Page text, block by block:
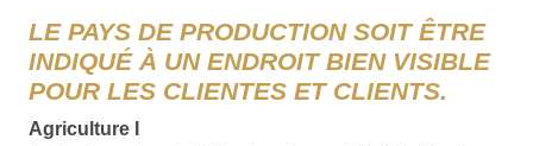
LE PAYS DE PRODUCTION SOIT ÊTRE
INDIQUÉ À UN ENDROIT BIEN VISIBLE
POUR LES CLIENTES ET CLIENTS.
Agriculture I